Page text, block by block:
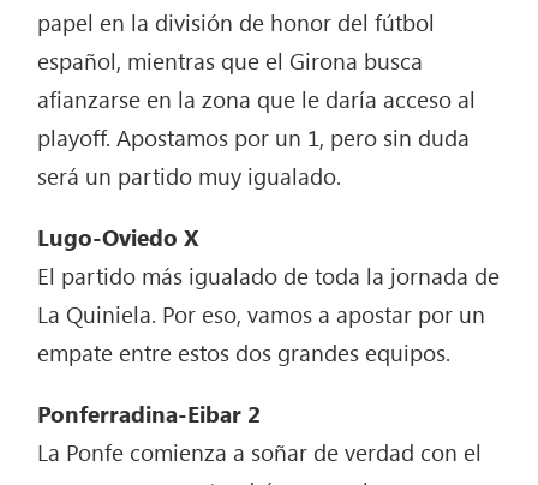
papel en la división de honor del fútbol
español, mientras que el Girona busca
afianzarse en la zona que le daría acceso al
playoff. Apostamos por un 1, pero sin duda
será un partido muy igualado.
Lugo-Oviedo X
El partido más igualado de toda la jornada de
La Quiniela. Por eso, vamos a apostar por un
empate entre estos dos grandes equipos.
Ponferradina-Eibar 2
La Ponfe comienza a soñar de verdad con el